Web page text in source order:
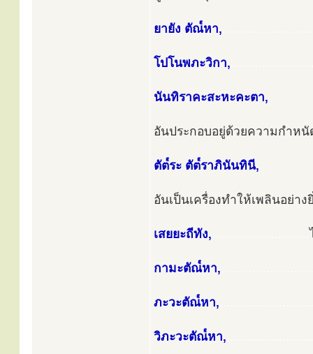
ยายัง ตัณ๎หา,
โปโนพภะวิกา,
นันทิราคะสะหะคะตา,
อันประกอบอยู่ด้วยความกำห
ตัต๎ระ ตัต๎ราภินันทินี,
อันเป็นเครื่องทำให้เพลินอย่า
เสยยะถีทัง, ............................
กามะตัณ๎หา,
ภะวะตัณ๎หา,
วิภะวะตัณ๎หา,